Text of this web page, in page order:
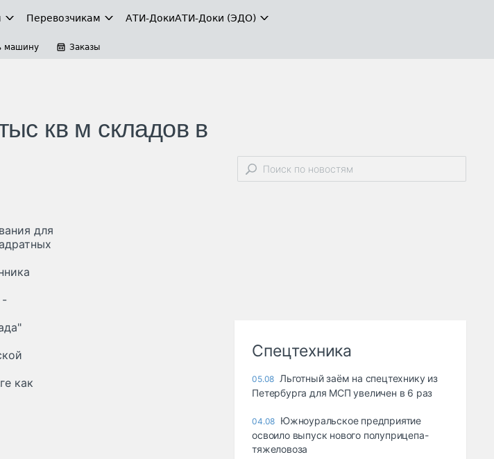
Перевозчикам АТИ-ДокиАТИ-Доки (ЭДО)
машину Заказы
кв м складов в
для
-
как
Спецтехника
05.08 Льготный заём на спецтехнику из
Петербурга для МСП увеличен в 6 раз
04.08 Южноуральское предприятие
освоило выпуск нового полуприцепа-
тяжеловоза